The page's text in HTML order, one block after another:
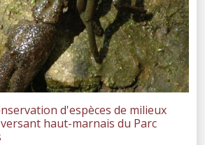
d'espèces de milieux
haut-marnais du Parc